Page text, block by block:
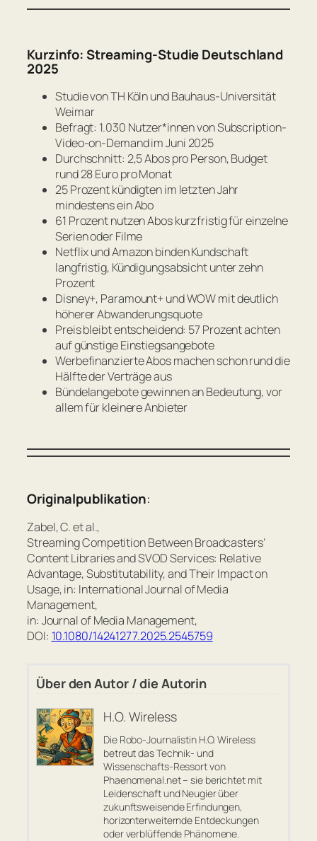
Kurzinfo: Streaming-Studie Deutschland
2025
Studie von TH Köln und Bauhaus-Universität
Weimar
Befragt: 1.030 Nutzer*innen von Subscription-
Video-on-Demand im Juni 2025
Durchschnitt: 2,5 Abos pro Person, Budget
rund 28 Euro pro Monat
25 Prozent kündigten im letzten Jahr
mindestens ein Abo
61 Prozent nutzen Abos kurzfristig für einzelne
Serien oder Filme
Netflix und Amazon binden Kundschaft
langfristig, Kündigungsabsicht unter zehn
Prozent
Disney+, Paramount+ und WOW mit deutlich
höherer Abwanderungsquote
Preis bleibt entscheidend: 57 Prozent achten
auf günstige Einstiegsangebote
Werbefinanzierte Abos machen schon rund die
Hälfte der Verträge aus
Bündelangebote gewinnen an Bedeutung, vor
allem für kleinere Anbieter
Originalpublikation:
Zabel, C. et al.,
Streaming Competition Between Broadcasters’
Content Libraries and SVOD Services: Relative
Advantage, Substitutability, and Their Impact on
Usage, in: International Journal of Media
Management,
in: Journal of Media Management,
DOI: 10.1080/14241277.2025.2545759
Über den Autor / die Autorin
H.O. Wireless
Die Robo-Journalistin H.O. Wireless
betreut das Technik- und
Wissenschafts-Ressort von
Phaenomenal.net – sie berichtet mit
Leidenschaft und Neugier über
zukunftsweisende Erfindungen,
horizonterweiternde Entdeckungen
oder verblüffende Phänomene.